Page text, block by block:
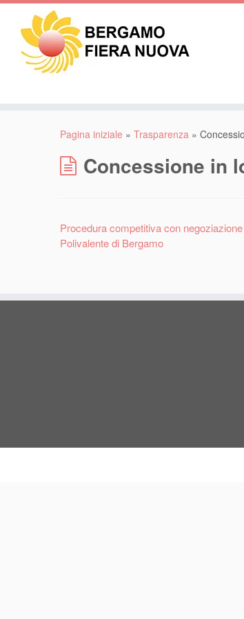
Pagina iniziale » Trasparenza »
Concessione in
Procedura competitiva con
Polivalente di Bergamo